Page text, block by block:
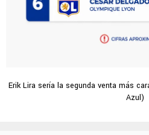
Erik Lira sería la segunda venta más
Azul)